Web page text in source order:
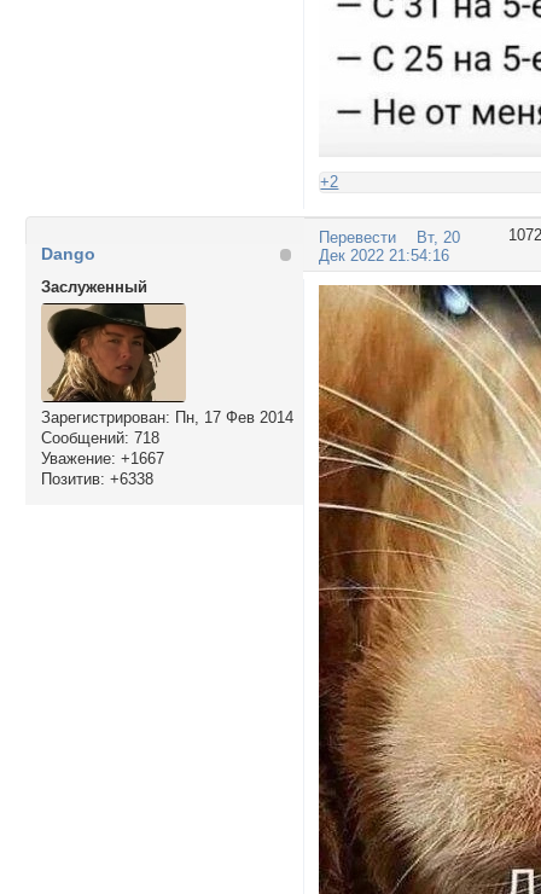
+2
Перевести 1072
Вт, 20
Дек 2022 21:54:16
Dango
Заслуженный
Зарегистрирован: Пн, 17 Фев 2014
Сообщений: 718
Уважение: +1667
Позитив: +6338